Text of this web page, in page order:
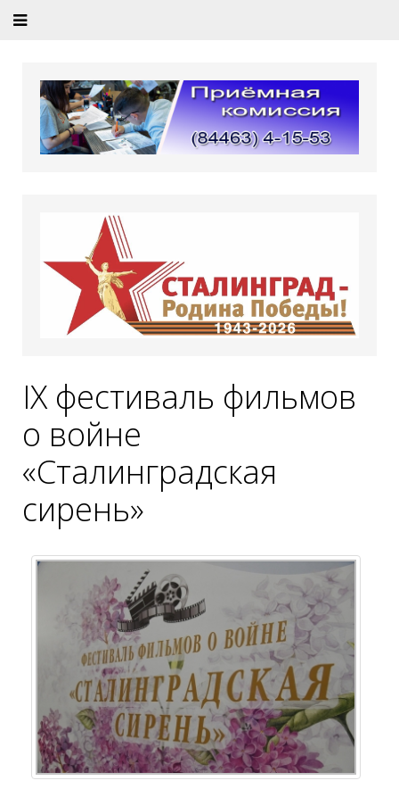
IX фестиваль фильмов
о войне
«Сталинградская
сирень»